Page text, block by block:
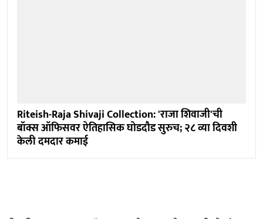
Riteish-Raja Shivaji Collection: 'राजा शिवाजी'ची
बॉक्स ऑफिसवर ऐतिहासिक घोडदौड सुरुच; २८ व्या दिवशी
केली दमदार कमाई